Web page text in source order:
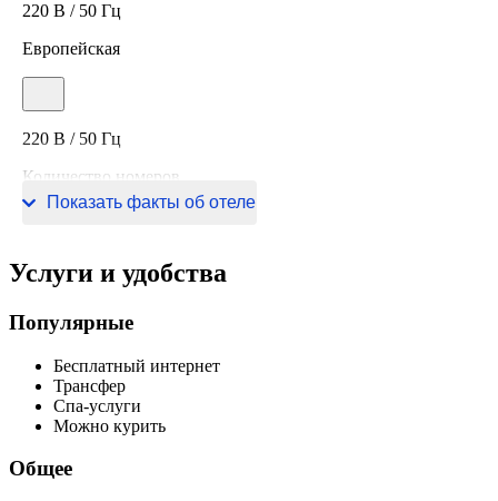
220 В / 50 Гц
Европейская
220 В / 50 Гц
Количество номеров
20 номеров
Показать факты об отеле
Услуги и удобства
Популярные
Бесплатный интернет
Трансфер
Спа-услуги
Можно курить
Общее